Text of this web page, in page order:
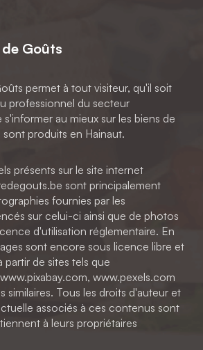
Goûts
permet à tout visiteur, qu'il soit
professionnel du secteur
s'informer au mieux sur les biens de
produits en Hainaut.
présents sur le site internet
sont principalement
fournies par les
sur celui-ci ainsi que de photos
d'utilisation réglementaire. En
sont encore sous licence libre et
de sites tels que
www.pexels.com
similaires. Tous les droits d'auteur et
associés à ces contenus sont
à leurs propriétaires